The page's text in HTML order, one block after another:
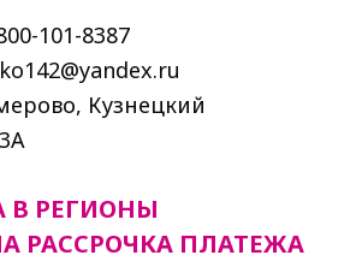
101-8387
Кузнецкий
В РЕГИОНЫ
РАССРОЧКА ПЛАТЕЖА